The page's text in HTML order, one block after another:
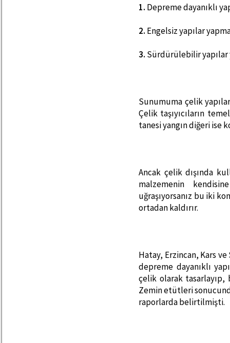
1. Depreme dayanıklı
2. Engelsiz yapılar
3. Sürdürülebilir yapılar
Sunumuma çelik
Çelik taşıyıcıların
tanesi yangın diğeri ise
Ancak çelik dışında
malzemenin
uğraşıyorsanız bu iki
ortadan kaldırır.
Hatay, Erzincan, Kars
depreme dayanıklı
çelik olarak tasarlayıp,
Zemin etütleri
raporlarda belirtilmişti.